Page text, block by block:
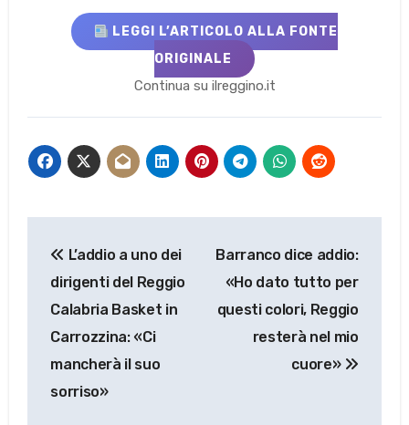
LEGGI L’ARTICOLO ALLA FONTE
ORIGINALE
Continua su ilreggino.it
articoli
L’addio a uno dei
dirigenti del Reggio
Calabria Basket in
Carrozzina: «Ci
mancherà il suo
sorriso»
Barranco dice addio:
«Ho dato tutto per
questi colori, Reggio
resterà nel mio
cuore»